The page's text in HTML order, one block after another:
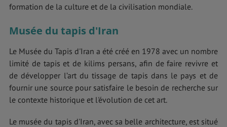
formation de la culture et de la civilisation mondiale.
Musée du tapis d'Iran
Le Musée du Tapis d'Iran a été créé en 1978 avec un nombre
limité de tapis et de kilims persans, afin de faire revivre et
de développer l’art du tissage de tapis dans le pays et de
fournir une source pour satisfaire le besoin de recherche sur
le contexte historique et l'évolution de cet art.
Le musée du tapis d'Iran, avec sa belle architecture, est situé